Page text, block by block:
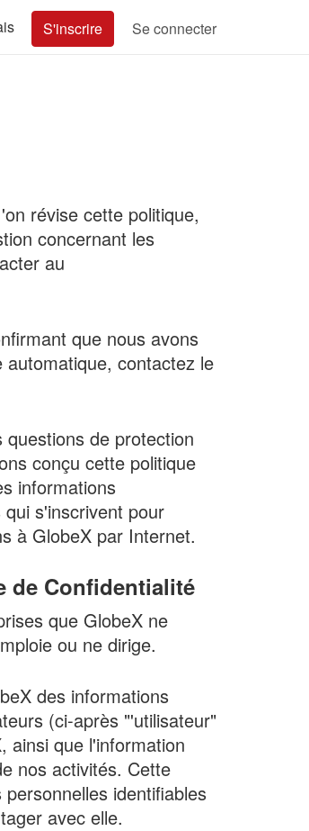
S'inscrire Se connecter
révise cette politique,
concernant les
au
que nous avons
contactez le
de protection
conçu cette politique
informations
s'inscrivent pour
à GlobeX par Internet.
de Confidentialité
que GlobeX ne
ou ne dirige.
des informations
(ci-après "'utilisateur"
ainsi que l'information
nos activités. Cette
identifiables
avec elle.